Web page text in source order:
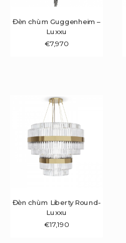
Đèn chùm Guggenheim –
Luxxu
€7,970
Đèn chùm Liberty Round-
Luxxu
€17,190